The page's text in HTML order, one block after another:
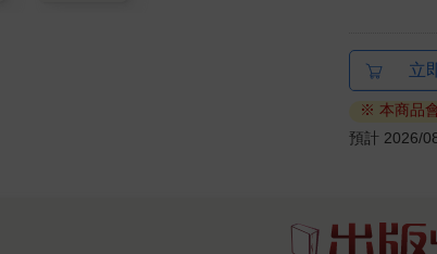
立
※ 本商品
預計 2026/